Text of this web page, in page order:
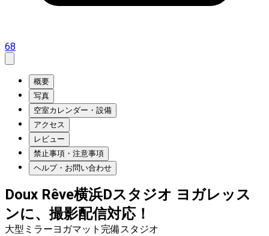
68
概要
写真
空室カレンダー・設備
アクセス
レビュー
禁止事項・注意事項
ヘルプ・お問い合わせ
Doux Rêve横浜Dスタジオ ヨガレッス
ンに、撮影配信対応！
大型ミラーヨガマット完備スタジオ